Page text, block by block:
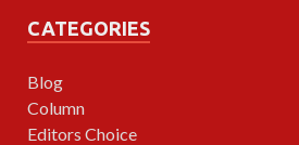
CATEGORIES
Blog
Column
Editors Choice